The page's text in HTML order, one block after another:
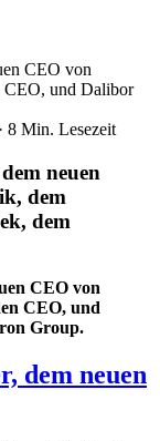
· 8 Min. Lesezeit
neuen
dem
dem
CEO von
CEO, und
Group.
dem neuen